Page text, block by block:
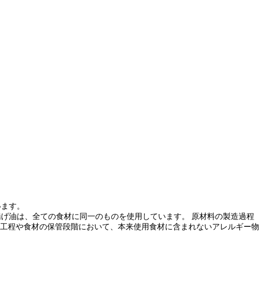
す。
油は、全ての食材に同一のものを使用しています。 原材料の製造過程
程や食材の保管段階において、本来使用食材に含まれないアレルギー物